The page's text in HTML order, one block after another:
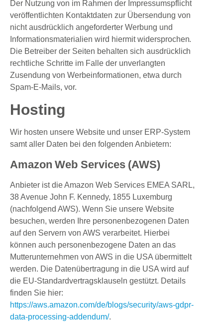
Der Nutzung von im Rahmen der Impressumspflicht
veröffentlichten Kontaktdaten zur Übersendung von
nicht ausdrücklich angeforderter Werbung und
Informationsmaterialien wird hiermit widersprochen.
Die Betreiber der Seiten behalten sich ausdrücklich
rechtliche Schritte im Falle der unverlangten
Zusendung von Werbeinformationen, etwa durch
Spam-E-Mails, vor.
Hosting
Wir hosten unsere Website und unser ERP-System
samt aller Daten bei den folgenden Anbietern:
Amazon Web Services (AWS)
Anbieter ist die Amazon Web Services EMEA SARL,
38 Avenue John F. Kennedy, 1855 Luxemburg
(nachfolgend AWS). Wenn Sie unsere Website
besuchen, werden Ihre personenbezogenen Daten
auf den Servern von AWS verarbeitet. Hierbei
können auch personenbezogene Daten an das
Mutterunternehmen von AWS in die USA übermittelt
werden. Die Datenübertragung in die USA wird auf
die EU-Standardvertragsklauseln gestützt. Details
finden Sie hier:
https://aws.amazon.com/de/blogs/security/aws-gdpr-
data-processing-addendum/.